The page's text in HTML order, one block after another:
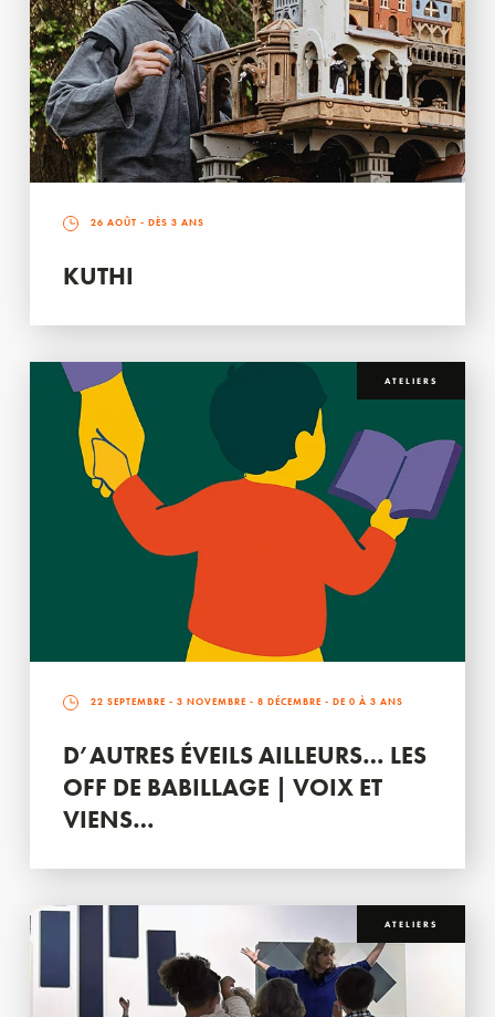
26 AOÛT - DÈS 3 ANS
KUTHI
ATELIERS
22 SEPTEMBRE - 3 NOVEMBRE - 8 DÉCEMBRE - DE 0 À 3 ANS
D’AUTRES ÉVEILS AILLEURS… LES
OFF DE BABILLAGE | VOIX ET
VIENS…
ATELIERS